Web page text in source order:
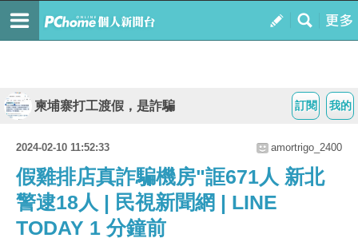
我的
訂閱
柬埔寨打工渡假，是詐騙
2024-02-10 11:52:33 amortrigo_2400
假雞排店真詐騙機房"誆671人 新北
警逮18人 | 民視新聞網 | LINE
TODAY 1 分鐘前